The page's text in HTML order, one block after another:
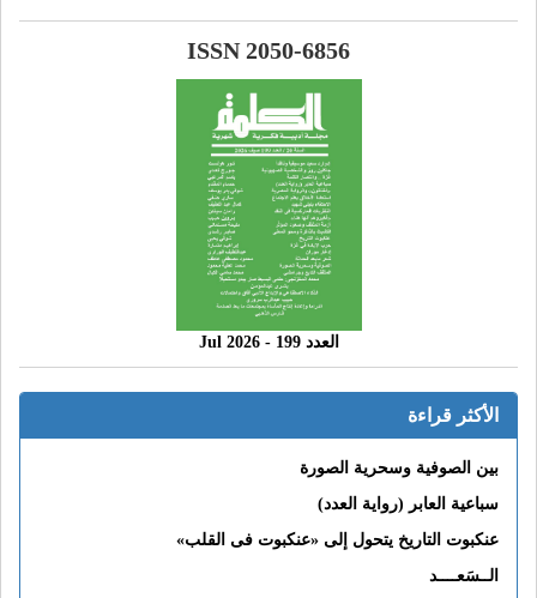
ISSN 2050-6856
العدد 199 - 2026 Jul
الأكثر قراءة
بين الصوفية وسحرية الصورة
سباعية العابر (رواية العدد)
عنكبوت التاريخ يتحول إلى «عنكبوت فى القلب»
الــسَعــــد